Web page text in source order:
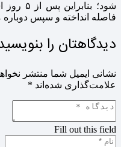
فاصله انداخته و سپس
دیدگاهتان را
نشانی ایمیل شما منتشر
علامت‌گذاری شده‌اند *
Fill out this field